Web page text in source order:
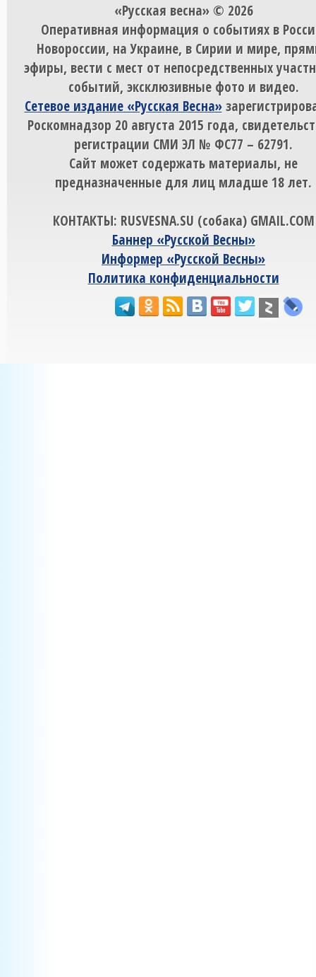
«Русская весна» © 2026
Оперативная информация о событиях в
Новороссии, на Украине, в Сирии и мире,
эфиры, вести с мест от непосредственных
событий, эксклюзивные фото и видео.
Сетевое издание «Русская Весна»
Роскомнадзор 20 августа 2015 года,
регистрации СМИ ЭЛ № ФС77 – 62791.
Сайт может содержать материалы, не
предназначенные для лиц младше 18 лет.
КОНТАКТЫ: RUSVESNA.SU (собака) GMAIL.COM
Баннер «Русской Весны»
Информер «Русской Весны»
Политика конфиденциальности